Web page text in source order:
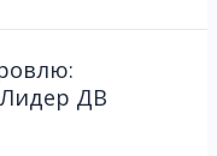
ДВ